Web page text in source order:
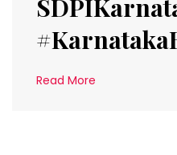
Read More